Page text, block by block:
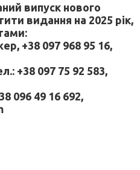
випуск нового
видання на 2025 рік,
+38 097 968 95 16,
+38 097 75 92 583,
096 49 16 692,